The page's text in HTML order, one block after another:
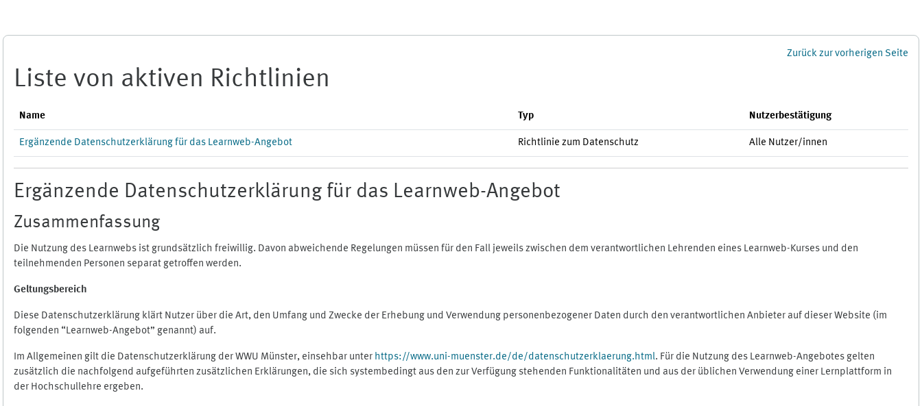
Zurück zur vorherigen Seite
Liste von aktiven Richtlinien
Name Typ Nutzerbestätigung
Ergänzende Datenschutzerklärung für das Learnweb-Angebot Richtlinie zum Datenschutz Alle Nutzer/innen
Ergänzende Datenschutzerklärung für das Learnweb-Angebot
Zusammenfassung
Die Nutzung des Learnwebs ist grundsätzlich freiwillig. Davon abweichende Regelungen müssen für den Fall jeweils zwischen dem verantwortlichen Lehrenden eines Learnweb-Kurses und den
teilnehmenden Personen separat getroffen werden.
Geltungsbereich
Diese Datenschutzerklärung klärt Nutzer über die Art, den Umfang und Zwecke der Erhebung und Verwendung personenbezogener Daten durch den verantwortlichen Anbieter auf dieser Website (im
folgenden “Learnweb-Angebot” genannt) auf.
Im Allgemeinen gilt die Datenschutzerklärung der WWU Münster, einsehbar unter https://www.uni-muenster.de/de/datenschutzerklaerung.html. Für die Nutzung des Learnweb-Angebotes gelten
zusätzlich die nachfolgend aufgeführten zusätzlichen Erklärungen, die sich systembedingt aus den zur Verfügung stehenden Funktionalitäten und aus der üblichen Verwendung einer Lernplattform in
der Hochschullehre ergeben.